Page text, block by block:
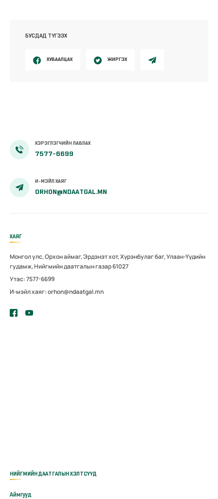
БУСДАД ТҮГЭЭХ
ХУВААЛЦАХ ЖИРГЭХ
ХЭРЭГЛЭГЧИЙН ЛАВЛАХ
7577-6699
И-МЭЙЛ ХАЯГ
ORHON@NDAATGAL.MN
ХАЯГ
Монгол улс, Орхон аймаг, Эрдэнэт хот, Хүрэнбулаг баг, Улаан-Үүдийн
гудамж, Нийгмийн даатгалын газар 61027
Утас: 7577-6699
И-мэйл хаяг: orhon@ndaatgal.mn
НИЙГМИЙН ДААТГАЛЫН ХЭЛТСҮҮД
Аймгууд